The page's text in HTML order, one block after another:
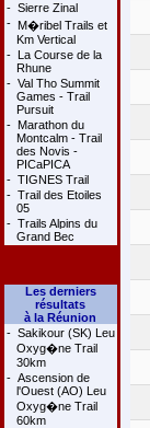
- Sierre Zinal
- M�ribel Trails et
Km Vertical
- La Course de la
Rhune
- Val Tho Summit
Games - Trail
Pursuit
- Marathon du
Montcalm - Trail
des Novis -
PICaPICA
- TIGNES Trail
- Trail des Etoiles
05
- Trails Alpins du
Grand Bec
Les derniers
résultats
à la Réunion
- Sakikour (SK) Leu
Oxyg�ne Trail
30km
- Ascension de
l'Ouest (AO) Leu
Oxyg�ne Trail
60km